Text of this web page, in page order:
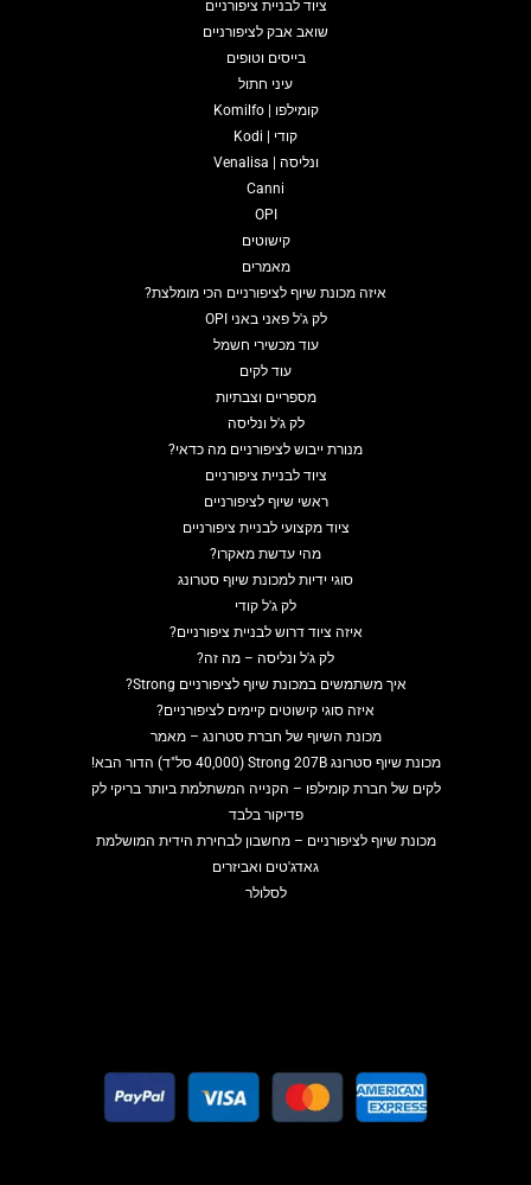
ציוד לבניית ציפורניים
שואב אבק לציפורניים
בייסים וטופים
עיני חתול
קומילפו | Komilfo
קודי | Kodi
ונליסה | Venalisa
Canni
OPI
קישוטים
מאמרים
איזה מכונת שיוף לציפורניים הכי מומלצת?
לק ג'ל פאני באני OPI
עוד מכשירי חשמל
עוד לקים
מספריים וצבתיות
לק ג'ל ונליסה
מנורת ייבוש לציפורניים מה כדאי?
ציוד לבניית ציפורניים
ראשי שיוף לציפורניים
ציוד מקצועי לבניית ציפורניים
מהי עדשת מאקרו?
סוגי ידיות למכונת שיוף סטרונג
לק ג'ל קודי
איזה ציוד דרוש לבניית ציפורניים?
לק ג'ל ונליסה – מה זה?
איך משתמשים במכונת שיוף לציפורניים Strong?
איזה סוגי קישוטים קיימים לציפורניים?
מכונת השיוף של חברת סטרונג – מאמר
מכונת שיוף סטרונג Strong 207B (40,000 סל"ד) הדור הבא!
לקים של חברת קומילפו – הקנייה המשתלמת ביותר בריקי לק
פדיקור בלבד
מכונת שיוף לציפורניים – מחשבון לבחירת הידית המושלמת
גאדג'טים ואביזרים
לסלולר